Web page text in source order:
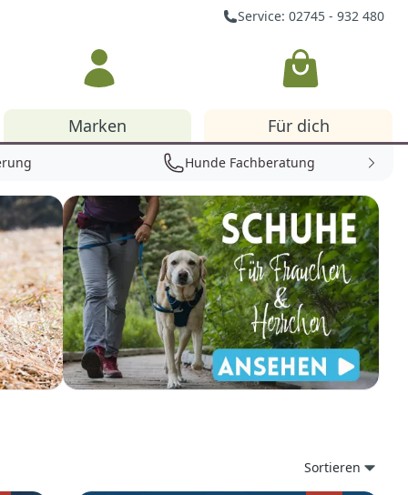
Service: 02745 - 932 480
Warenkorb
Marken Für dich
Hunde Fachberatung
Sortieren